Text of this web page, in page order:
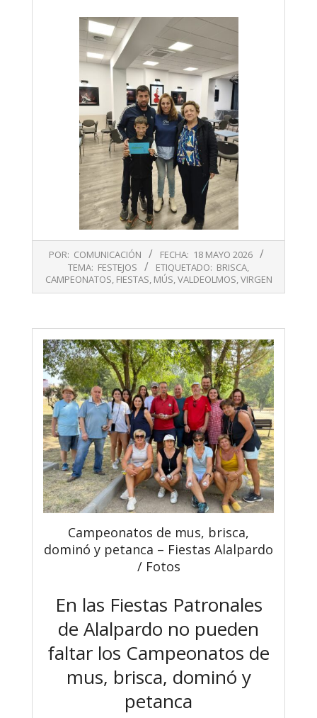
POR: COMUNICACIÓN FECHA: 18 MAYO 2026
TEMA: FESTEJOS ETIQUETADO: BRISCA,
CAMPEONATOS, FIESTAS, MÚS,VALDEOLMOS,VIRGEN
Campeonatos de mus, brisca,
dominó y petanca – Fiestas Alalpardo
/ Fotos
En las Fiestas Patronales
de Alalpardo no pueden
faltar los Campeonatos de
mus, brisca, dominó y
petanca